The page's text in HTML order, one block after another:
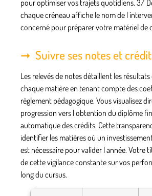
pour optimiser vos trajets quotidiens. 3/
chaque créneau affiche le nom de l
concerné pour préparer votre matériel de
Suivre ses notes et
Les relevés de notes détaillent les
chaque matière en tenant compte des
règlement pédagogique. Vous visualisez
progression vers l obtention du diplôme
automatique des crédits. Cette
identifier les matières où un
est nécessaire pour valider l année. Votre
de cette vigilance constante sur vos
long du cursus.